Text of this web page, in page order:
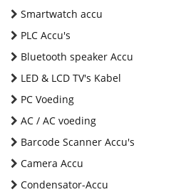
Smartwatch accu
PLC Accu's
Bluetooth speaker Accu
LED & LCD TV's Kabel
PC Voeding
AC / AC voeding
Barcode Scanner Accu's
Camera Accu
Condensator-Accu